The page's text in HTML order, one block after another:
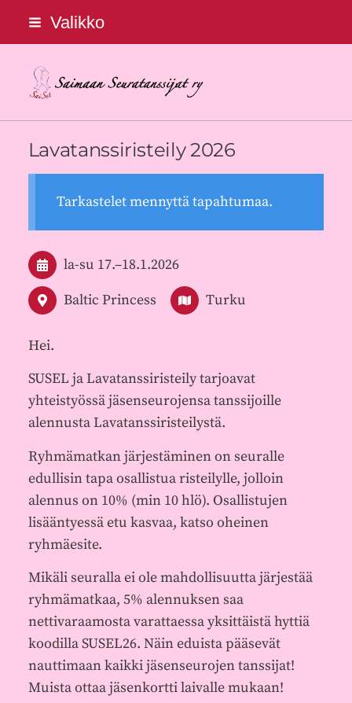
Siirry
sivun
sisältöön
Valikko
Saimaan Seuratanssijat ry
Lavatanssiristeily 2026
Tarkastelet mennyttä tapahtumaa.
la-su 17.–18.1.2026
Baltic Princess
Turku
Hei.
SUSEL ja Lavatanssiristeily tarjoavat
yhteistyössä jäsenseurojensa tanssijoille
alennusta Lavatanssiristeilystä.
Ryhmämatkan järjestäminen on seuralle
edullisin tapa osallistua risteilylle, jolloin
alennus on 10% (min 10 hlö). Osallistujen
lisääntyessä etu kasvaa, katso oheinen
ryhmäesite.
Mikäli seuralla ei ole mahdollisuutta järjestää
ryhmämatkaa, 5% alennuksen saa
nettivaraamosta varattaessa yksittäistä hyttiä
koodilla SUSEL26. Näin eduista pääsevät
nauttimaan kaikki jäsenseurojen tanssijat!
Muista ottaa jäsenkortti laivalle mukaan!